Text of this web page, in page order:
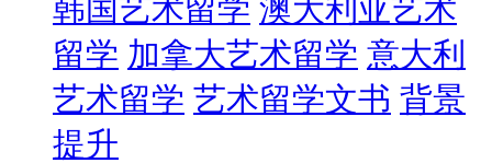
韩国艺术留学 澳大利亚艺术
留学 加拿大艺术留学 意大利
艺术留学 艺术留学文书 背景
提升